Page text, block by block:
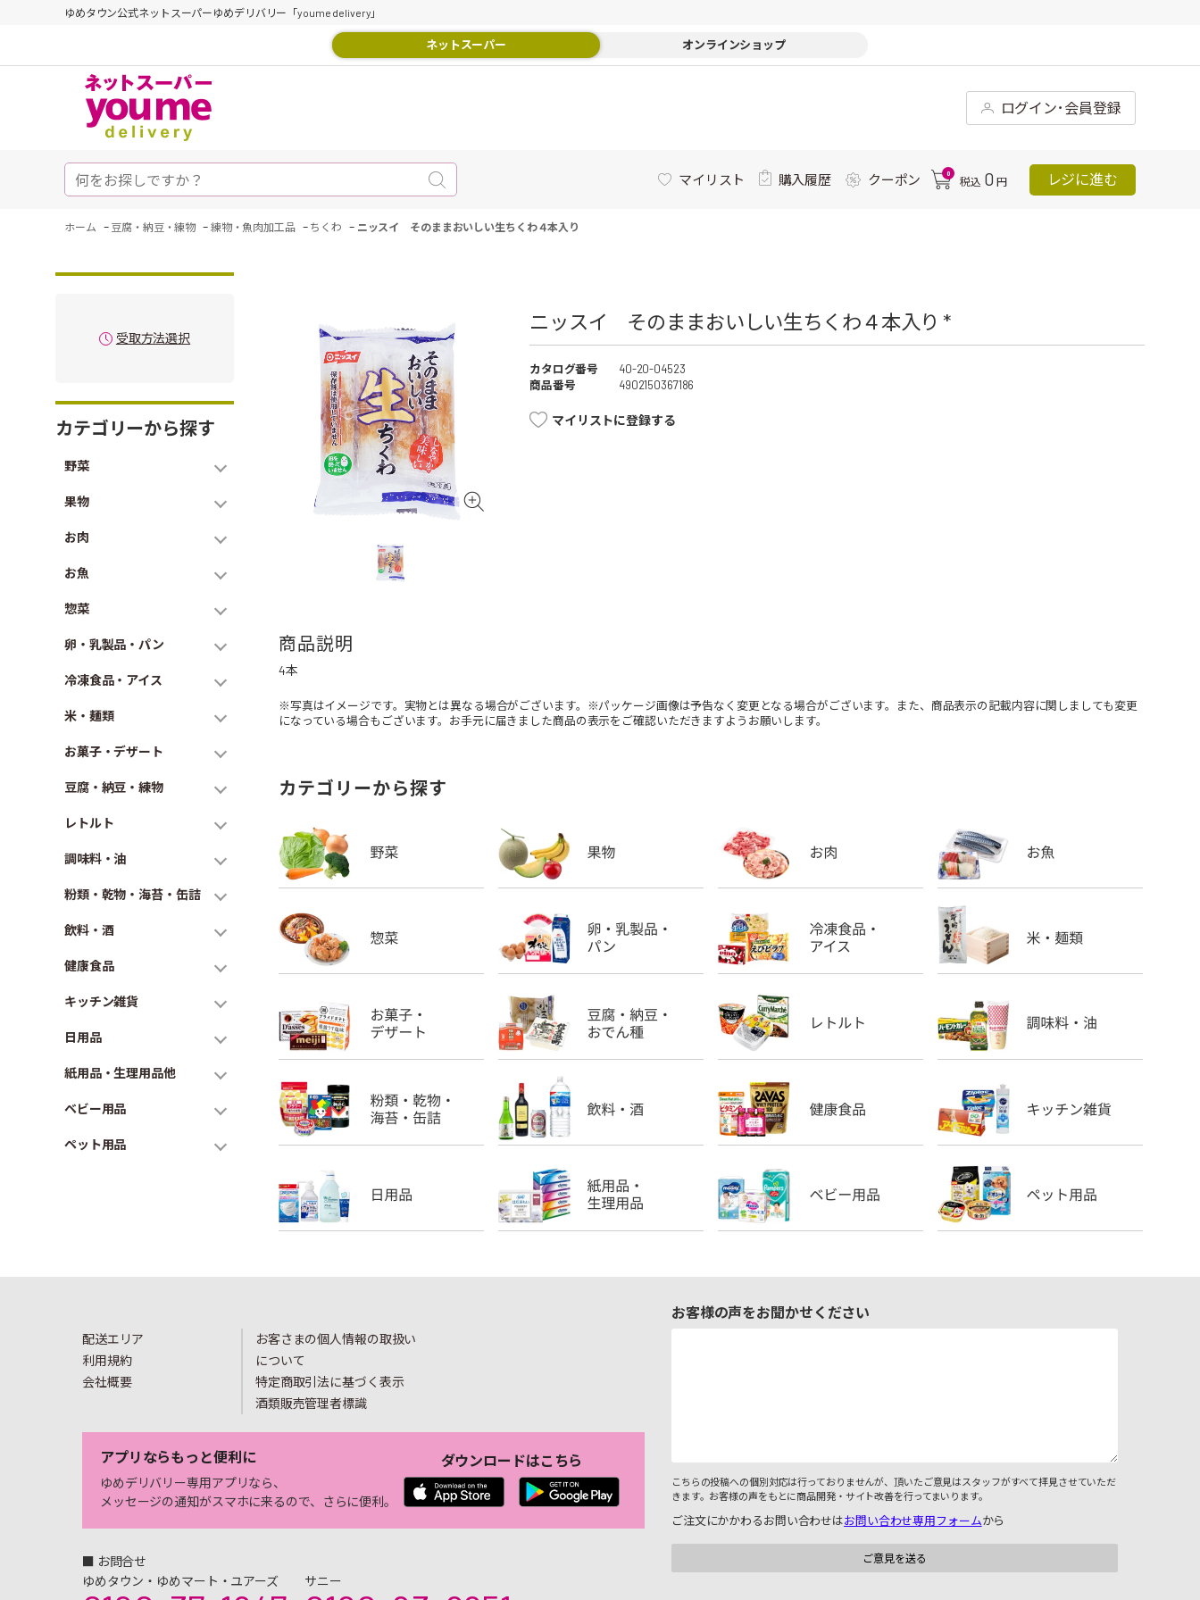
ゆめタウン公式ネットスーパーゆめデリバリー「youme delivery」
ネットスーパー オンラインショップ
ログイン･会員登録
マイリスト 購入履歴 クーポン 0
税込 0 円 レジに進む
ホーム - 豆腐・納豆・練物 - 練物・魚肉加工品 - ちくわ - ニッスイ そのままおいしい生ちくわ４本入り
受取方法選択
カテゴリーから探す
野菜
果物
お肉
お魚
惣菜
卵・乳製品・パン
冷凍食品・アイス
米・麺類
お菓子・デザート
豆腐・納豆・練物
レトルト
調味料・油
粉類・乾物・海苔・缶詰
飲料・酒
健康食品
キッチン雑貨
日用品
紙用品・生理用品他
ベビー用品
ペット用品
ニッスイ そのままおいしい生ちくわ４本入り *
カタログ番号
40-20-04523
商品番号
4902150367186
マイリストに登録する
商品説明
4本
※写真はイメージです。実物とは異なる場合がございます。※パッケージ画像は予告なく変更となる場合がございます。また、商品表示の記載内容に関しましても変更
になっている場合もございます。お手元に届きました商品の表示をご確認いただきますようお願いします。
カテゴリーから探す
配送エリア
利用規約
会社概要
お客さまの個人情報の取扱い
について
特定商取引法に基づく表示
酒類販売管理者標識
アプリならもっと便利に
ゆめデリバリー専用アプリなら、
メッセージの通知がスマホに来るので、さらに便利。
ダウンロードはこちら
■ お問合せ
ゆめタウン・ゆめマート・ユアーズ
サニー
お客様の声をお聞かせください
こちらの投稿への個別対応は行っておりませんが、頂いたご意見はスタッフがすべて拝見させていただ
きます。お客様の声をもとに商品開発・サイト改善を行ってまいります。
ご注文にかかわるお問い合わせはお問い合わせ専用フォームから